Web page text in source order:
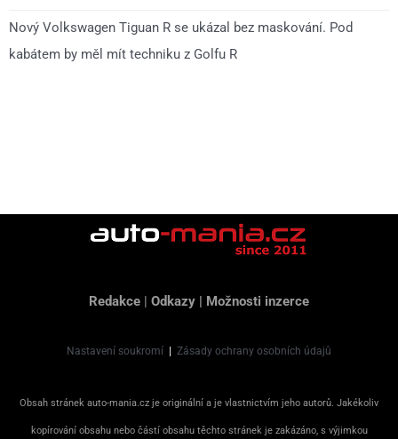
Nový Volkswagen Tiguan R se ukázal bez maskování. Pod
kabátem by měl mít techniku z Golfu R
Redakce | Odkazy | Možnosti inzerce
Nastavení soukromí | Zásady ochrany osobních údajů
Obsah stránek auto-mania.cz je originální a je vlastnictvím jeho autorů. Jakékoliv
kopírování obsahu nebo částí obsahu těchto stránek je zakázáno, s výjimkou